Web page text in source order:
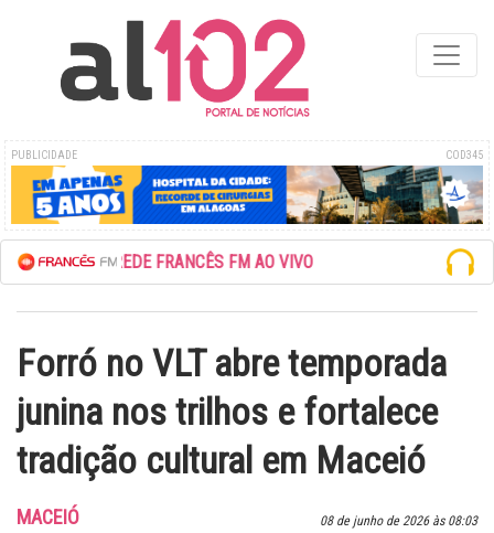
PUBLICIDADE COD345
ESCUTE A REDE FRANCÊS FM AO VIVO
Forró no VLT abre temporada
junina nos trilhos e fortalece
tradição cultural em Maceió
08 de junho de 2026 às 08:03
MACEIÓ